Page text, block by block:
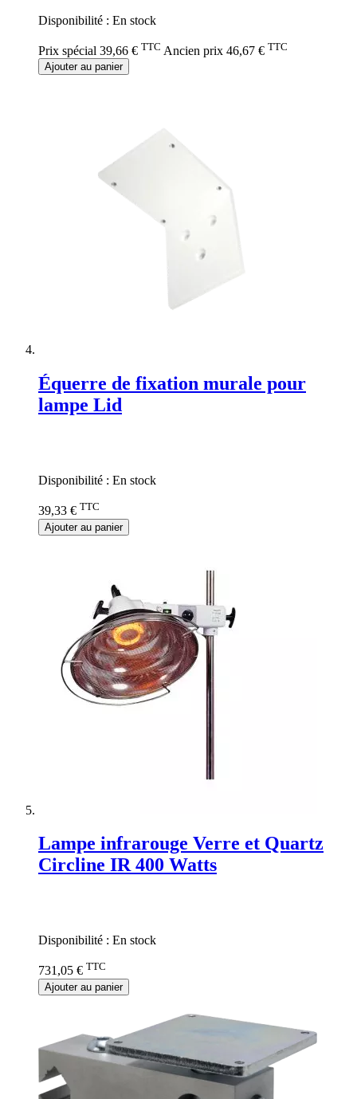
Disponibilité : En stock
Prix spécial 39,66 € TTC Ancien prix 46,67 € TTC
Ajouter au panier
Équerre de fixation murale pour
lampe Lid
Disponibilité : En stock
39,33 € TTC
Ajouter au panier
Lampe infrarouge Verre et Quartz
Circline IR 400 Watts
Disponibilité : En stock
731,05 € TTC
Ajouter au panier